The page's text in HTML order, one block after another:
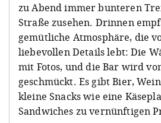
zu Abend immer bunteren
Straße zusehen. Drinnen
gemütliche Atmosphäre, die
liebevollen Details lebt: Die
mit Fotos, und die Bar wird
geschmückt. Es gibt Bier,
kleine Snacks wie eine
Sandwiches zu vernünftigen